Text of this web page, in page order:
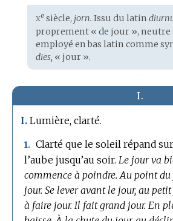
Étymologie
:
xesiècle, jorn. Issu du latin
proprement « de jour », neutre
employé enbas latin comme
dies, « jour ».
I.
I. Lumière, clarté.
1. Clarté que le soleil répand
l’aube jusqu’au soir. Le jour va
commence à poindre. Au point du
jour. Se lever avant le jour, au petit
à faire jour. Il fait grand jour. En